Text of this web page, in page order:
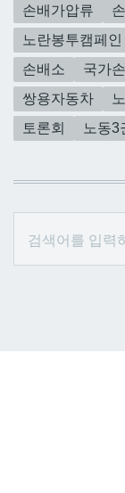
손배가압류
노란봉투캠페인
손배소
국가
쌍용자동차
토론회
노동3